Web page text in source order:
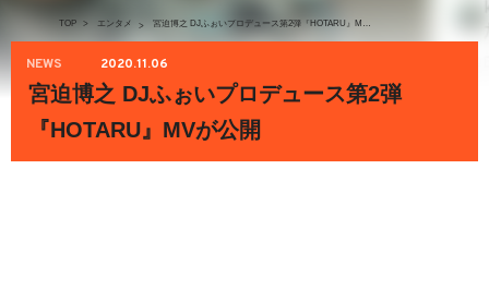
TOP > エンタメ > 宮迫博之 DJふぉいプロデュース第2弾『HOTARU』MVが公開
NEWS 2020.11.06
宮迫博之 DJふぉいプロデュース第2弾
『HOTARU』MVが公開